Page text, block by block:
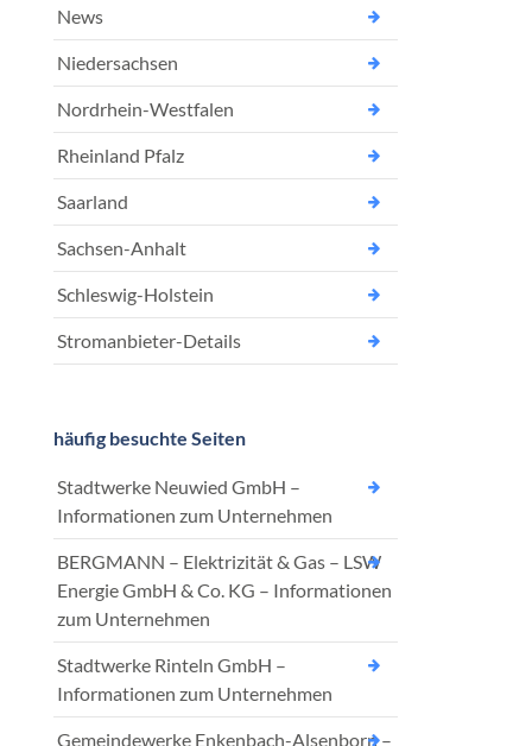
News
Niedersachsen
Nordrhein-Westfalen
Rheinland Pfalz
Saarland
Sachsen-Anhalt
Schleswig-Holstein
Stromanbieter-Details
häufig besuchte Seiten
Stadtwerke Neuwied GmbH –
Informationen zum Unternehmen
BERGMANN – Elektrizität & Gas – LSW
Energie GmbH & Co. KG – Informationen
zum Unternehmen
Stadtwerke Rinteln GmbH –
Informationen zum Unternehmen
Gemeindewerke Enkenbach-Alsenborn –